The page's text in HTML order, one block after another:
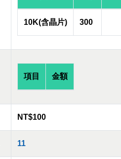
10K(含晶片) 300
項目 金額
NT$100
11